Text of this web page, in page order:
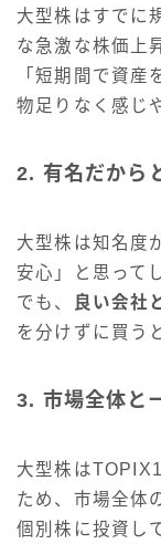
大型株はすでに
な急激な株価上
「短期間で資産
物足りなく感じ
2. 有名だから
大型株は知名度
安心」と思って
でも、
良い会社
を分けずに買う
3. 市場全体と
大型株は
ため、市場全体
個別株に投資し